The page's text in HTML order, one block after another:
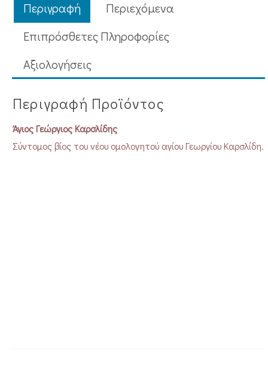
Περιγραφή
Περιεχόμενα
Επιπρόσθετες Πληροφορίες
Aξιολογήσεις
Περιγραφή Προϊόντος
Άγιος Γεώργιος Καρσλίδης
Σύντομος βίος του νέου ομολογητού αγίου Γεωργίου Καρσλίδη.